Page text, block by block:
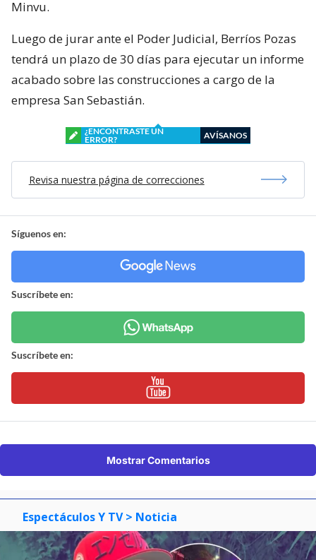
Minvu.
Luego de jurar ante el Poder Judicial, Berríos Pozas
tendrá un plazo de 30 días para ejecutar un informe
acabado sobre las construcciones a cargo de la
empresa San Sebastián.
¿ENCONTRASTE UN
ERROR?
AVÍSANOS
Revisa nuestra página de correcciones
Síguenos en:
Suscríbete en:
Suscríbete en:
Mostrar Comentarios
Espectáculos Y TV > Noticia